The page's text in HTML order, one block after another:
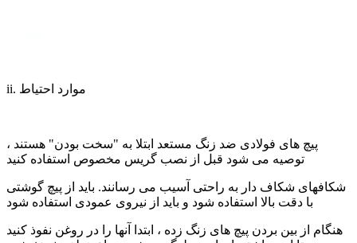
ii. موارد احتیاط
پیچ های فولادی ضد زنگ مستعد ابتلا به "سخت بودن" هستند ،
توصیه می شود قبل از نصب گریس مخصوص استفاده کنید
شکافهای شکاف دار به راحتی آسیب می رسانند. باید از پیچ گوشتی
با دقت بالا استفاده شود و باید از نیروی عمودی استفاده شود
هنگام از بین بردن پیچ های زنگ زده ، ابتدا آنها را در روغن نفوذ کنید